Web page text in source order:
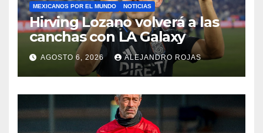
MEXICANOS POR EL MUNDO NOTICIAS
Hirving Lozano volverá a las
canchas con LA Galaxy
AGOSTO 6, 2026 ALEJANDRO ROJAS